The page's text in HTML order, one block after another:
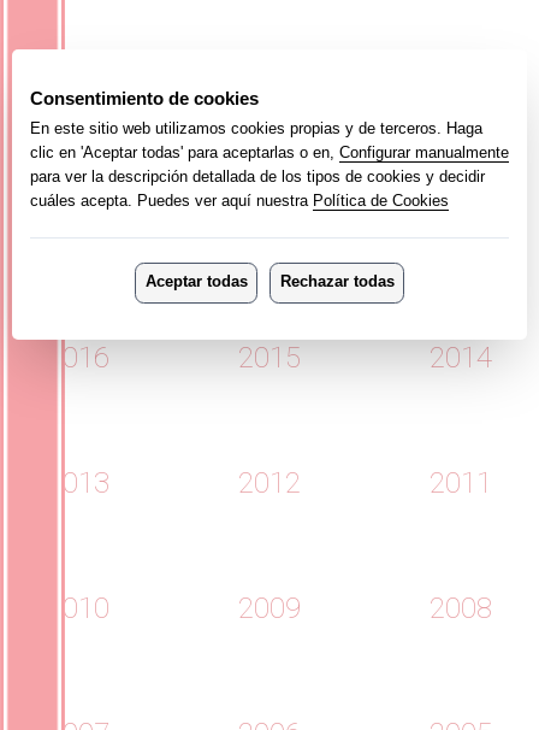
2022 2021
2019 2018 2017
2016 2015 2014
2013 2012 2011
2010 2009 2008